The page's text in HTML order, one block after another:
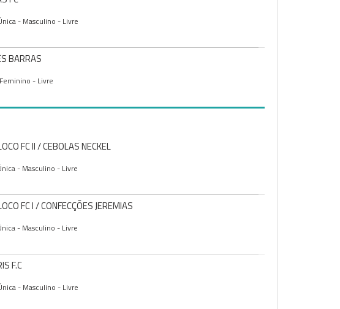
- Masculino - Livre
BARRAS
- Livre
FC II / CEBOLAS NECKEL
- Masculino - Livre
FC I / CONFECÇÕES JEREMIAS
- Masculino - Livre
F.C
- Masculino - Livre